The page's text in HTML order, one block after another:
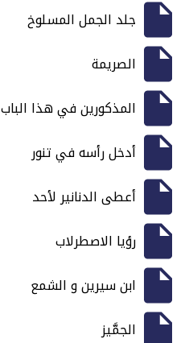
جلد الجمل المسلوخ
الصريمة
المذكورين في هذا الباب
أدخل رأسه في تنور
أعطى الدنانير لأحد
رؤيا الاصطرلاب
ابن سيرين و الشمع
الجمَّيز